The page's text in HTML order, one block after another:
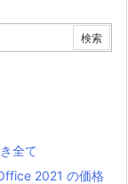
全て
2021 の価格